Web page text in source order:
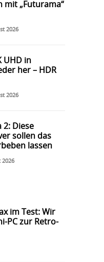
mit „Futurama“
2026
UHD in
her – HDR
2026
2: Diese
sollen das
lassen
2026
im Test: Wir
PC zur Retro-